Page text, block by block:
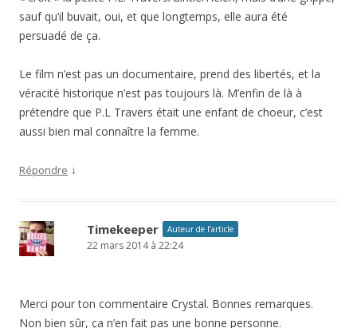
sauf qu’il buvait, oui, et que longtemps, elle aura été
persuadé de ça.
Le film n’est pas un documentaire, prend des libertés, et la
véracité historique n’est pas toujours là. M’enfin de là à
prétendre que P.L Travers était une enfant de choeur, c’est
aussi bien mal connaître la femme.
Répondre ↓
Timekeeper Auteur de l’article
22 mars 2014 à 22:24
Merci pour ton commentaire Crystal. Bonnes remarques.
Non bien sûr, ça n’en fait pas une bonne personne.